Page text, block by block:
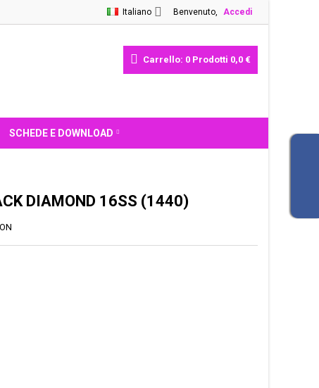
Benvenuto, Accedi
Italiano
Carrello: 0 Prodotti 0,0 €
SCHEDE E DOWNLOAD
DIAMOND 16SS (1440)